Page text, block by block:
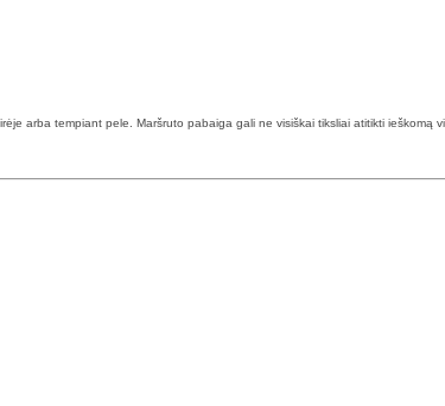
arba tempiant pele. Maršruto pabaiga gali ne visiškai tiksliai atitikti ieškomą